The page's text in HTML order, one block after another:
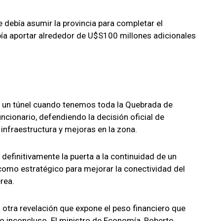
asumir la provincia para completar el
aportar alrededor de U$S100 millones adicionales
túnel cuando tenemos toda la Quebrada de
defendiendo la decisión oficial de
y mejoras en la zona.
la puerta a la continuidad de un
estratégico para mejorar la conectividad del
revelación que expone el peso financiero que